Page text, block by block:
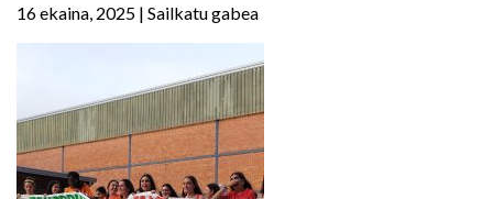
16 ekaina, 2025 | Sailkatu gabea